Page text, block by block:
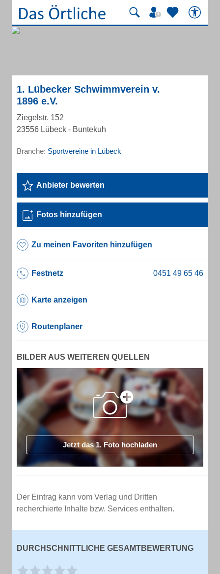
1. Lübecker Schwimmverein v.
1896 e.V.
Ziegelstr. 152
23556 Lübeck - Buntekuh
Branche: Sportvereine in Lübeck
Anbieter bewerten
Fotos hinzufügen
Zu meinen Favoriten hinzufügen
Festnetz
Karte anzeigen
Routenplaner
BILDER AUS WEITEREN QUELLEN
Jetzt das 1. Foto hochladen
Der Eintrag kann vom Verlag und Dritten
recherchierte Inhalte bzw. Services enthalten.
DURCHSCHNITTLICHE GESAMTBEWERTUNG